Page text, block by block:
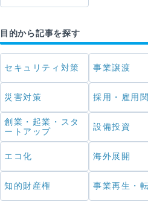
目的から記事を探す
セキュリティ対策 事業譲渡
災害対策 採用・雇用
創業・起業・スタ
ートアップ
設備投資
エコ化 海外展開
知的財産権 事業再生・